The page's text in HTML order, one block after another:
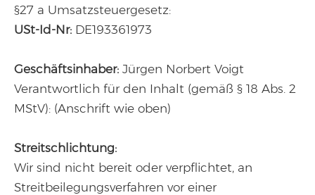
§27 a Umsatzsteuergesetz:
USt-Id-Nr: DE193361973
Geschäftsinhaber: Jürgen Norbert Voigt
Verantwortlich für den Inhalt (gemäß § 18 Abs. 2
MStV): (Anschrift wie oben)
Streitschlichtung:
Wir sind nicht bereit oder verpflichtet, an
Streitbeilegungsverfahren vor einer